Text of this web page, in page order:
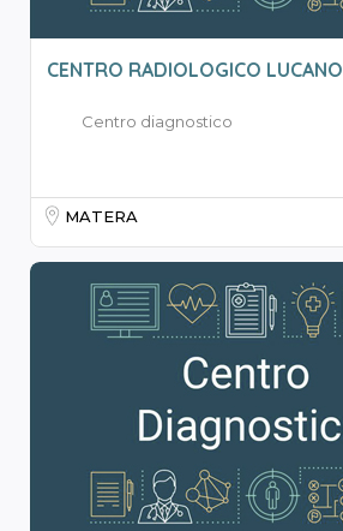
CENTRO RADIOLOGICO LUCANO
Centro diagnostico
MATERA